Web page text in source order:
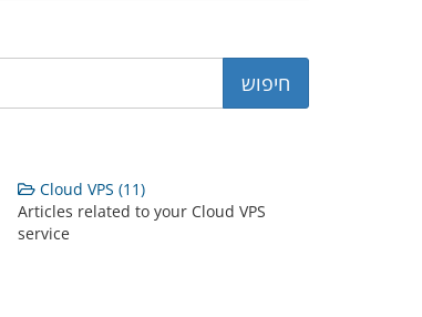
Cloud VPS (11)
Articles related to your Cloud VPS
service